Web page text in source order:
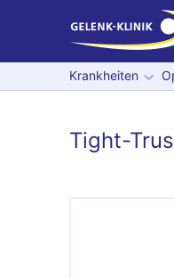
Krankheiten
Tight-